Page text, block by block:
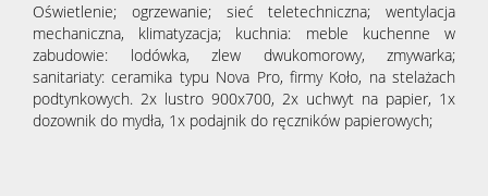
Oświetlenie; ogrzewanie; sieć teletechniczna; wentylacja
mechaniczna, klimatyzacja; kuchnia: meble kuchenne w
zabudowie: lodówka, zlew dwukomorowy, zmywarka;
sanitariaty: ceramika typu Nova Pro, firmy Koło, na stelażach
podtynkowych. 2x lustro 900x700, 2x uchwyt na papier, 1x
dozownik do mydła, 1x podajnik do ręczników papierowych;